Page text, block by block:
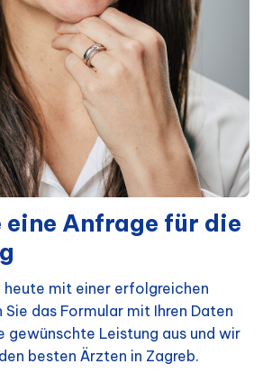
eine Anfrage für die
heute mit einer erfolgreichen
Sie das Formular mit Ihren Daten
gewünschte Leistung aus und wir
besten Ärzten in Zagreb.